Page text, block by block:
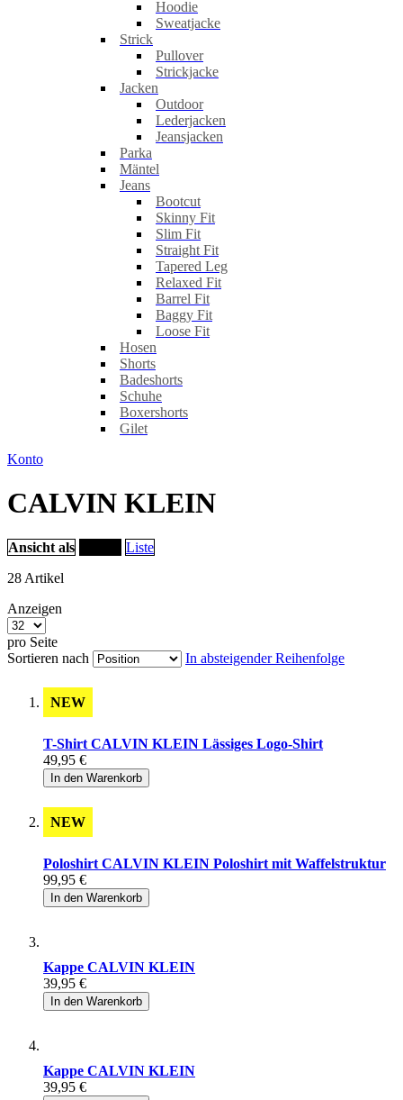
Hoodie
Sweatjacke
Strick
Pullover
Strickjacke
Jacken
Outdoor
Lederjacken
Jeansjacken
Parka
Mäntel
Jeans
Bootcut
Skinny Fit
Slim Fit
Straight Fit
Tapered Leg
Relaxed Fit
Barrel Fit
Baggy Fit
Loose Fit
Hosen
Shorts
Badeshorts
Schuhe
Boxershorts
Gilet
Konto
CALVIN KLEIN
Ansicht als
Liste
28 Artikel
Anzeigen
pro Seite
Sortieren nach
In absteigender Reihenfolge
NEW
T-Shirt CALVIN KLEIN Lässiges Logo-Shirt
49,95 €
In den Warenkorb
NEW
Poloshirt CALVIN KLEIN Poloshirt mit Waffelstruktur
99,95 €
In den Warenkorb
Kappe CALVIN KLEIN
39,95 €
In den Warenkorb
Kappe CALVIN KLEIN
39,95 €